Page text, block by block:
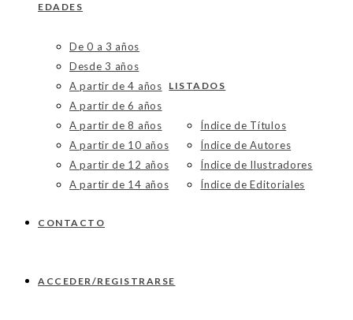
EDADES
De 0 a 3 años
Desde 3 años
A partir de 4 años
A partir de 6 años
A partir de 8 años
A partir de 10 años
A partir de 12 años
A partir de 14 años
LISTADOS
Índice de Títulos
Índice de Autores
Índice de Ilustradores
Índice de Editoriales
CONTACTO
ACCEDER/REGISTRARSE